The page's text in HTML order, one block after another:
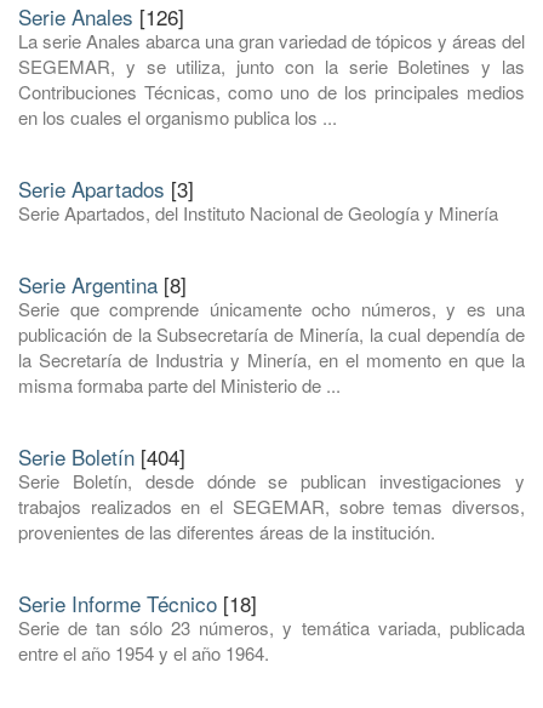
Serie Anales [126]
La serie Anales abarca una gran variedad de tópicos y áreas del
SEGEMAR, y se utiliza, junto con la serie Boletines y las
Contribuciones Técnicas, como uno de los principales medios
en los cuales el organismo publica los ...
Serie Apartados [3]
Serie Apartados, del Instituto Nacional de Geología y Minería
Serie Argentina [8]
Serie que comprende únicamente ocho números, y es una
publicación de la Subsecretaría de Minería, la cual dependía de
la Secretaría de Industria y Minería, en el momento en que la
misma formaba parte del Ministerio de ...
Serie Boletín [404]
Serie Boletín, desde dónde se publican investigaciones y
trabajos realizados en el SEGEMAR, sobre temas diversos,
provenientes de las diferentes áreas de la institución.
Serie Informe Técnico [18]
Serie de tan sólo 23 números, y temática variada, publicada
entre el año 1954 y el año 1964.